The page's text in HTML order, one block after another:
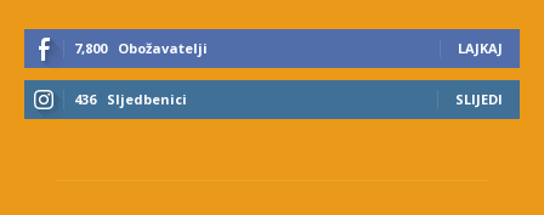
7,800 Obožavatelji LAJKAJ
436 Sljedbenici SLIJEDI